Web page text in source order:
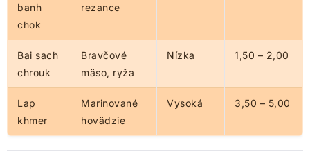
banh
chok
rezance
Bai sach
chrouk
Bravčové
mäso, ryža
Nízka 1,50 – 2,00
Lap
khmer
Marinované
hovädzie
Vysoká 3,50 – 5,00